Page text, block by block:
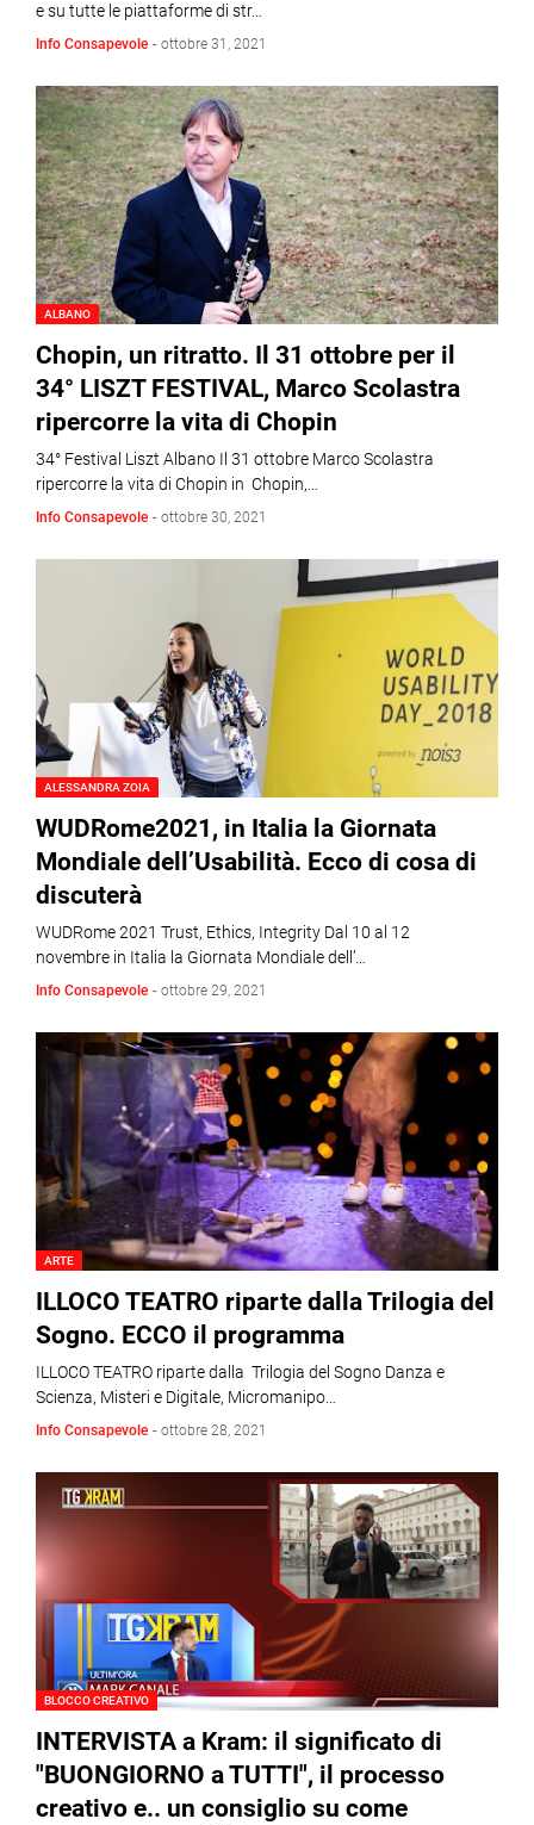
e su tutte le piattaforme di str…
Info Consapevole - ottobre 31, 2021
ALBANO
Chopin, un ritratto. Il 31 ottobre per il
34° LISZT FESTIVAL, Marco Scolastra
ripercorre la vita di Chopin
34° Festival Liszt Albano Il 31 ottobre Marco Scolastra
ripercorre la vita di Chopin in Chopin,…
Info Consapevole - ottobre 30, 2021
ALESSANDRA ZOIA
WUDRome2021, in Italia la Giornata
Mondiale dell’Usabilità. Ecco di cosa di
discuterà
WUDRome 2021 Trust, Ethics, Integrity Dal 10 al 12
novembre in Italia la Giornata Mondiale dell’…
Info Consapevole - ottobre 29, 2021
ARTE
ILLOCO TEATRO riparte dalla Trilogia del
Sogno. ECCO il programma
ILLOCO TEATRO riparte dalla Trilogia del Sogno Danza e
Scienza, Misteri e Digitale, Micromanipo…
Info Consapevole - ottobre 28, 2021
BLOCCO CREATIVO
INTERVISTA a Kram: il significato di
"BUONGIORNO a TUTTI", il processo
creativo e.. un consiglio su come